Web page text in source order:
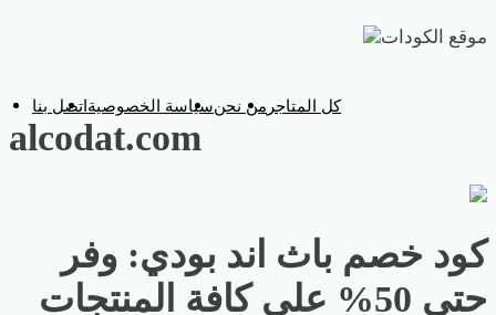
المحتوى
كل المتاجر من نحنسياسة الخصوصية اتصل بنا
alcodat.com
كود خصم باث اند بودي: وفر
حتى 50% على كافة المنتجات